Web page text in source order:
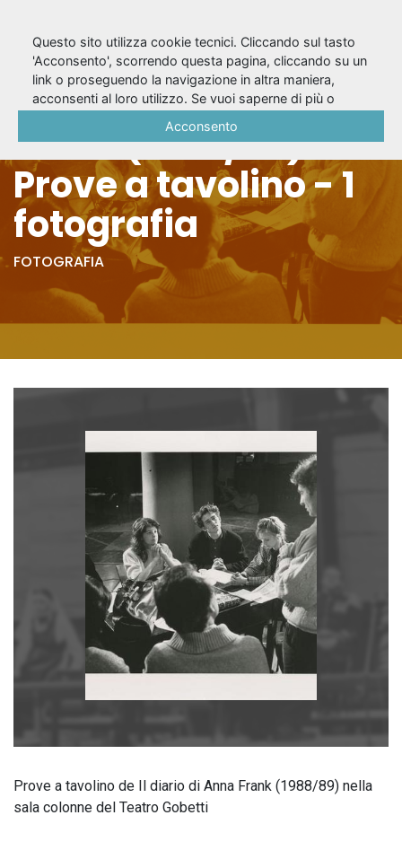
Il diario di Anna
Frank (1988/89) -
Prove a tavolino - 1
fotografia
FOTOGRAFIA
Prove a tavolino de Il diario di Anna Frank (1988/89) nella
sala colonne del Teatro Gobetti
Questo sito utilizza cookie tecnici. Cliccando sul tasto
'Acconsento', scorrendo questa pagina, cliccando su un
link o proseguendo la navigazione in altra maniera,
acconsenti al loro utilizzo. Se vuoi saperne di più o
Acconsento